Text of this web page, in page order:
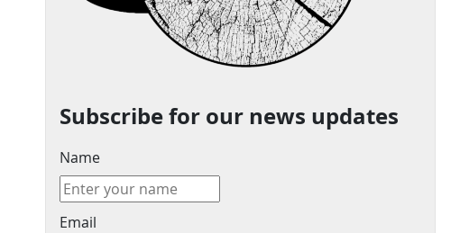
Subscribe for our news updates
Name
Email